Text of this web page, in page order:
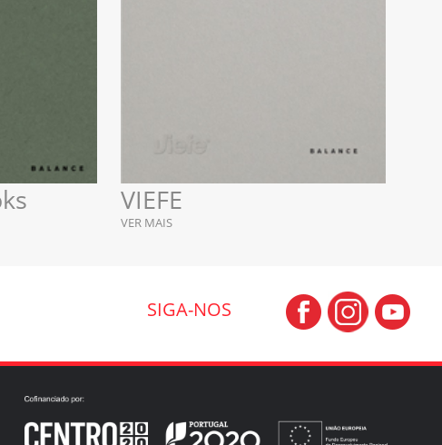
VIEFE
VER MAIS
SIGA-NOS